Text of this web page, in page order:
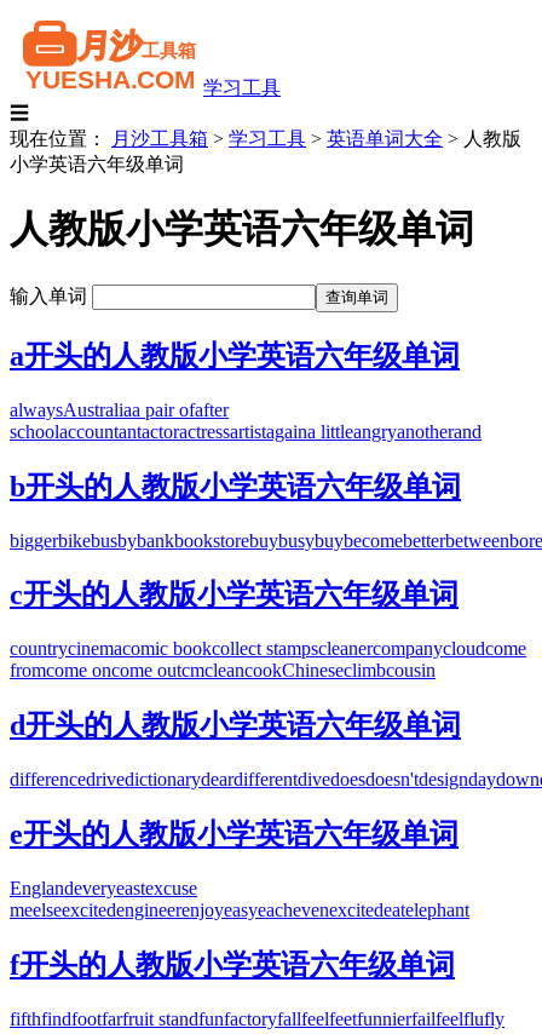
学习工具
☰
现在位置：
月沙工具箱 > 学习工具 > 英语单词大全 > 人教版
小学英语六年级单词
人教版小学英语六年级单词
输入单词
a开头的人教版小学英语六年级单词
alwaysAustraliaa pair ofafter
schoolaccountantactoractressartistagaina littleangryanotherand
b开头的人教版小学英语六年级单词
biggerbikebusbybankbookstorebuybusybuybecomebetterbetween
c开头的人教版小学英语六年级单词
countrycinemacomic bookcollect stampscleanercompanycloudcome
fromcome oncome outcmcleancookChineseclimbcousin
d开头的人教版小学英语六年级单词
differencedrivedictionarydeardifferentdivedoesdoesn'tdesigndaydown
e开头的人教版小学英语六年级单词
Englandeveryeastexcuse
meelseexcitedengineerenjoyeasyeachevenexcitedeatelephant
f开头的人教版小学英语六年级单词
fifthfindfootfarfruit standfunfactoryfallfeelfeetfunnierfailfeelflufly